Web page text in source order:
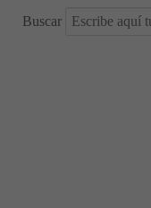
Buscar